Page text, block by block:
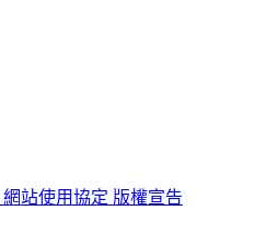
網站使用協定 版權宣告